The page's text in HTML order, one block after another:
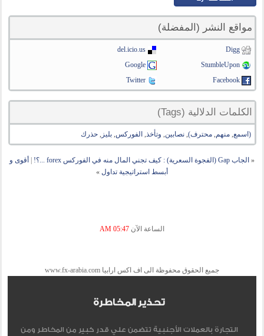
مواقع النشر (المفضلة)
Digg
del.icio.us
StumbleUpon
Google
Facebook
Twitter
الكلمات الدلالية (Tags)
(اسمع,منهم,محترف),نصابين, وتأخذ, الفوركس,بليز ,حذرك
« الجاب Gap (الفجوة السعرية) : كيف تجني المال منه في الفوركس forex ...؟!
أقوى و
أبسط استراتيجية تداول »
الساعة الآن 05:47 AM
جميع الحقوق محفوظة الى اف اكس ارابيا www.fx-arabia.com
تحذير المخاطرة
التجارة بالعملات الأجنبية تتضمن علي قدر كبير من المخاطر ومن